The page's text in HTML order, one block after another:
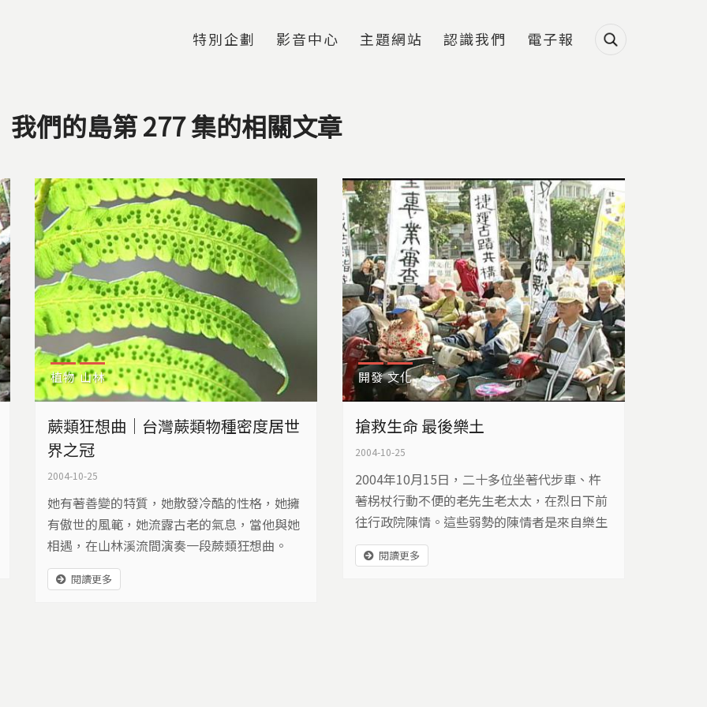
特別企劃 影音中心 主題網站 認識我們 電子報
我們的島第 277 集的相關文章
植物 山林
蕨類狂想曲｜台灣蕨類物種密度居世
界之冠
2004-10-25
她有著善變的特質，她散發冷酷的性格，她擁
有傲世的風範，她流露古老的氣息，當他與她
相遇，在山林溪流間演奏一段蕨類狂想曲。
閱讀更多
開發 文化
搶救生命 最後樂土
2004-10-25
2004年10月15日，二十多位坐著代步車、杵
著柺杖行動不便的老先生老太太，在烈日下前
往行政院陳情。這些弱勢的陳情者是來自樂生
療養院的痲瘋病患，過去他們是被社會隔絕，
最沒有聲音的一群人，但現在他們第一次走上
閱讀更多